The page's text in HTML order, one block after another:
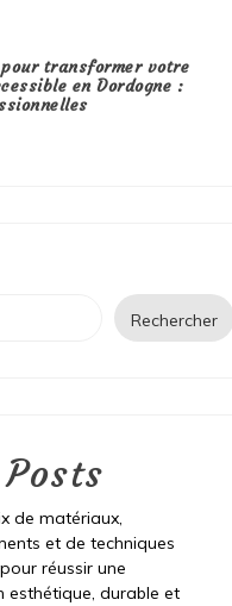
transformer votre
en Dordogne :
Rechercher
de matériaux,
et de techniques
réussir une
esthétique, durable et